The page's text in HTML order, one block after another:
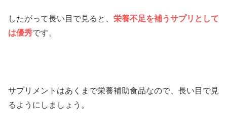
したがって長い目で見ると、 栄養不足を補うサプリとして
は優秀です。
サプリメントはあくまで栄養補助食品なので、長い目で見
るようにしましょう。